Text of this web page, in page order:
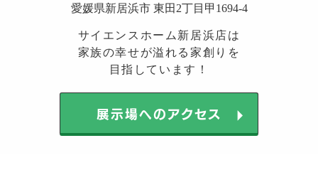
愛媛県新居浜市 東田2丁目甲1694-4
サイエンスホーム新居浜店は
家族の幸せが溢れる家創りを
目指しています！
展示場へのアクセス arrow_right